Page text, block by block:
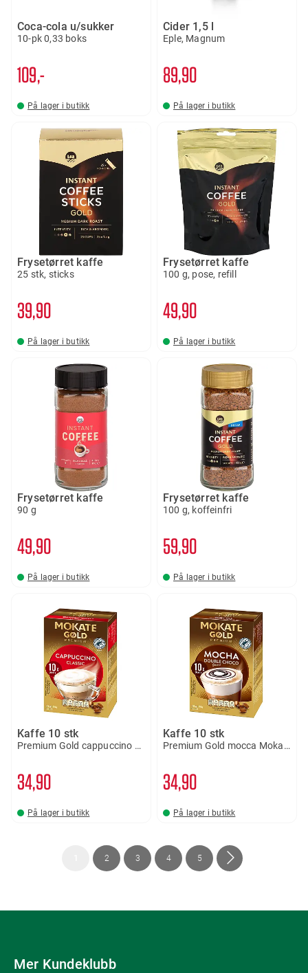
Coca-cola u/sukker
10-pk 0,33 boks
109,-
På lager i butikk
Cider 1,5 l
Eple, Magnum
89 90
På lager i butikk
Frysetørret kaffe
25 stk, sticks
39 90
På lager i butikk
Frysetørret kaffe
100 g, pose, refill
49 90
På lager i butikk
Frysetørret kaffe
90 g
49 90
På lager i butikk
Frysetørret kaffe
100 g, koffeinfri
59 90
På lager i butikk
Kaffe 10 stk
Premium Gold cappuccino Mokate
3490
På lager i butikk
Kaffe 10 stk
Premium Gold mocca Mokate
3490
På lager i butikk
You're Side
2 Side
3 Side
4 Side
5 Side
Neste
Mer Kundeklubb